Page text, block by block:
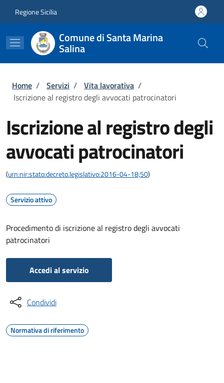
Regione Sicilia
Comune di Santa Marina
Salina
Briciole di pane
Home / Servizi / Vita lavorativa /
Iscrizione al registro degli avvocati patrocinatori
Iscrizione al registro degli
avvocati patrocinatori
(urn:nir:stato:decreto.legislativo:2016-04-18;50)
Servizio attivo
Procedimento di iscrizione al registro degli avvocati
patrocinatori
Accedi al servizio
Condividi
Normativa di riferimento